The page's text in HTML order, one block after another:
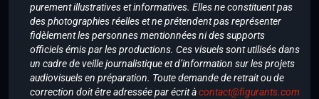
purement illustratives et informatives. Elles ne constituent pas
des photographies réelles et ne prétendent pas représenter
fidèlement les personnes mentionnées ni des supports
officiels émis par les productions. Ces visuels sont utilisés dans
un cadre de veille journalistique et d’information sur les projets
audiovisuels en préparation. Toute demande de retrait ou de
correction doit être adressée par écrit àcontact@figurants.com